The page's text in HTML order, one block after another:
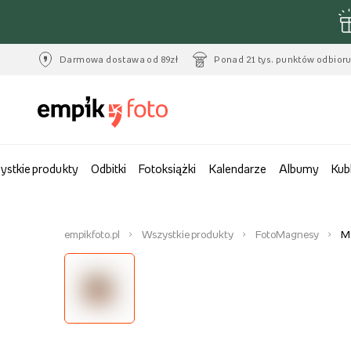
Darmowa dostawa od 89zł Ponad 21 tys. punktów odbioru
produkty Odbitki Fotoksiążki Kalendarze Albumy
empikfoto.pl Wszystkie produkty FotoMagnesy